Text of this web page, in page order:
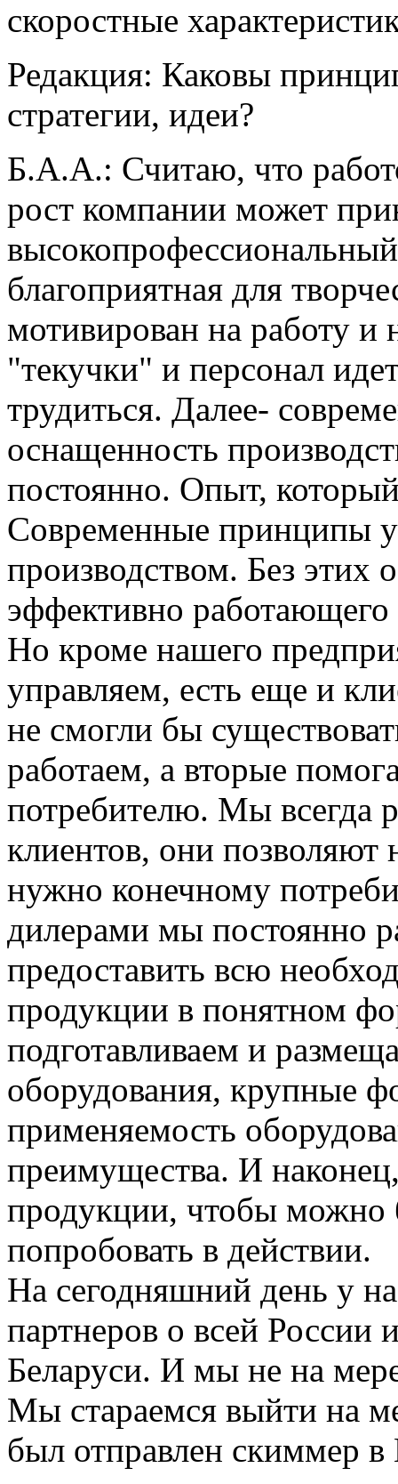
скоростные
Редакция: Каковы
стратегии, идеи?
Б.А.А.: Считаю, что
рост компании может
благоприятная для
мотивирован на работу и
"текучки" и персонал
трудиться. Далее-
оснащенность
постоянно. Опыт,
Современные принципы
производством. Без этих
эффективно работающего
Но кроме нашего
управляем, есть еще и
не смогли бы
работаем, а вторые
потребителю. Мы всегда
клиентов, они позволяют
нужно конечному
дилерами мы постоянно
предоставить всю
продукции в понятном
подготавливаем и
оборудования, крупные
применяемость
преимущества. И
продукции, чтобы можно
попробовать в действии.
На сегодняшний день у
партнеров о всей России
Беларуси. И мы не на
Мы стараемся выйти на
был отправлен скиммер